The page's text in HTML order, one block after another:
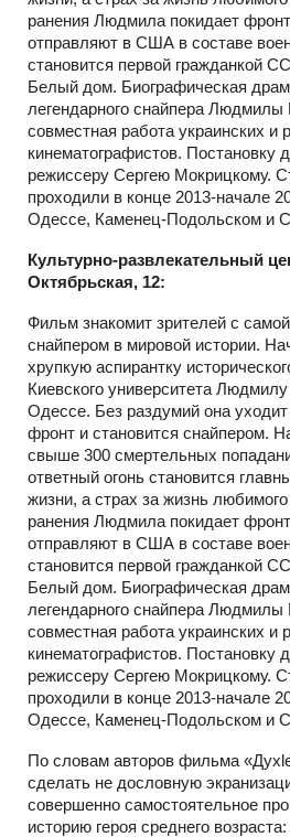
ранения Людмила покидает
отправляют в США в составе
становится первой гражданкой
Белый дом. Биографическая
легендарного снайпера Людмилы
совместная работа украинских и
кинематографистов. Постановку
режиссеру Сергею Мокрицкому.
проходили в конце 2013-начале
Одессе, Каменец-Подольском и
Культурно-развлекательный
Октябрьская, 12:
Фильм знакомит зрителей с
снайпером в мировой истории.
хрупкую аспирантку
Киевского университета
Одессе. Без раздумий она
фронт и становится снайпером.
свыше 300 смертельных
ответный огонь становится
жизни, а страх за жизнь
ранения Людмила покидает
отправляют в США в составе
становится первой гражданкой
Белый дом. Биографическая
легендарного снайпера Людмилы
совместная работа украинских и
кинематографистов. Постановку
режиссеру Сергею Мокрицкому.
проходили в конце 2013-начале
Одессе, Каменец-Подольском и
По словам авторов фильма
сделать не дословную
совершенно самостоятельное
историю героя среднего